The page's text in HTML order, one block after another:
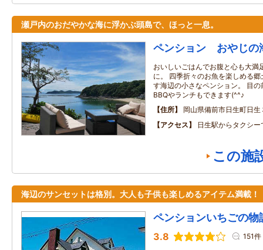
瀬戸内のおだやかな海に浮かぶ頭島で、ほっと一息。
ペンション おやじの
おいしいごはんでお腹と心も大満
に。 四季折々のお魚を楽しめる
す海辺の小さなペンション。 目
BBQやランチもできます(^^♪
住所
岡山県備前市日生町日
アクセス
日生駅からタクシ
この施
海辺のサンセットは格別。大人も子供も楽しめるアイテム満載！
ペンションいちごの物
3.8 151件